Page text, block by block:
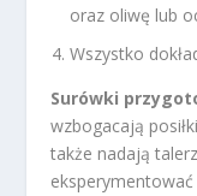
oraz oliwę lub
Wszystko
Surówki
wzbogacają
także nadają